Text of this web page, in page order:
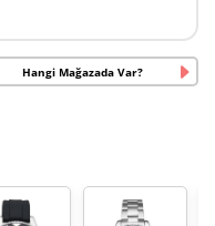
Hangi Mağazada Var?